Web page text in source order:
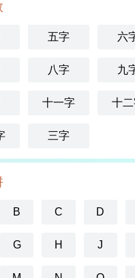
五字 六
八字 九
十一字 十
三字
B C D
G H J